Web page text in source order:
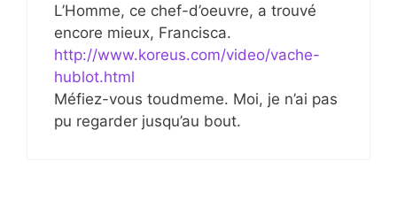
L’Homme, ce chef-d’oeuvre, a trouvé
encore mieux, Francisca.
http://www.koreus.com/video/vache-
hublot.html
Méfiez-vous toudmeme. Moi, je n’ai pas
pu regarder jusqu’au bout.